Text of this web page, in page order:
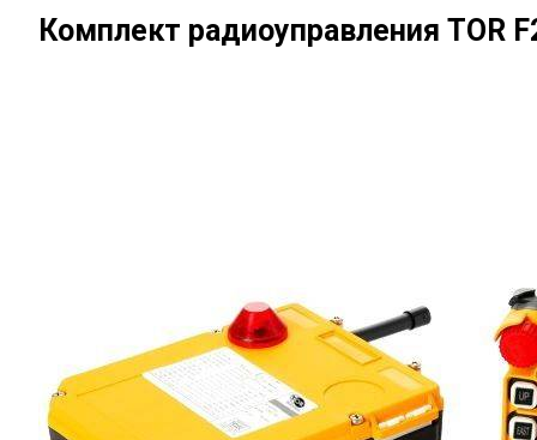
Комплект радиоуправления TOR